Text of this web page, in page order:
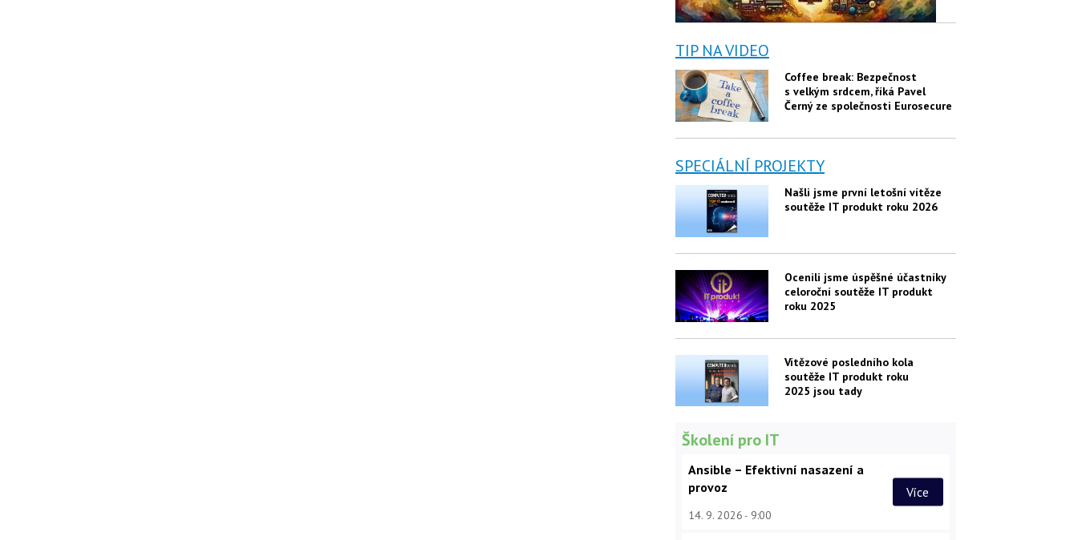
TIP NA VIDEO
Coffee break: Bezpečnost
s velkým srdcem, říká Pavel
Černý ze společnosti Eurosecure
SPECIÁLNÍ PROJEKTY
Našli jsme první letošní vítěze
soutěže IT produkt roku 2026
Ocenili jsme úspěšné účastníky
celoroční soutěže IT produkt
roku 2025
Vítězové posledního kola
soutěže IT produkt roku
2025 jsou tady
Školení pro IT
Ansible – Efektivní nasazení a
provoz
14. 9. 2026 9:00
Více